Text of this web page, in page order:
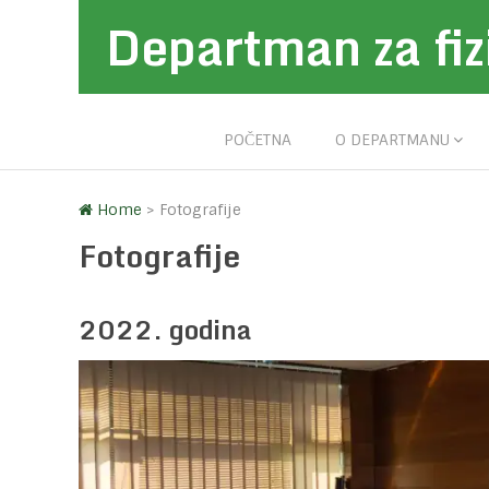
Departman za
POČETNA O DEPARTMANU
Home > Fotografije
Fotografije
2022. godina